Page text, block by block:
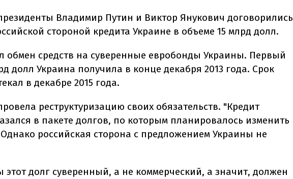
Владимир Путин и Виктор Янукович договорились
стороной кредита Украине в объеме 15 млрд долл.
обмен средств на суверенные евробонды Украины. Первый
долл Украина получила в конце декабря 2013 года. Срок
в декабре 2015 года.
реструктуризацию своих обязательств. "Кредит
в пакете долгов, по которым планировалось изменить
российская сторона с предложением Украины не
долг суверенный, а не коммерческий, а значит, должен